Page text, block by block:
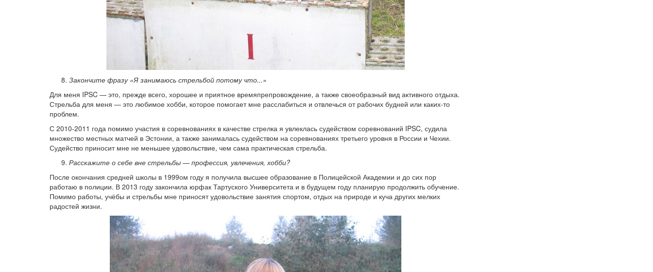
Закончите фразу «Я занимаюсь стрельбой потому что...»
Для меня IPSC — это, прежде всего, хорошее и приятное времяпрепровождение, а также своеобразный вид активного отдыха.
Стрельба для меня — это любимое хобби, которое помогает мне расслабиться и отвлечься от рабочих будней или каких-то
проблем.
С 2010-2011 года помимо участия в соревнованиях в качестве стрелка я увлеклась судейством соревнований IPSC, судила
множество местных матчей в Эстонии, а также занималась судейством на соревнованиях третьего уровня в России и Чехии.
Судейство приносит мне не меньшее удовольствие, чем сама практическая стрельба.
Расскажите о себе вне стрельбы — профессия, увлечения, хобби?
После окончания средней школы в 1999ом году я получила высшее образование в Полицейской Академии и до сих пор
работаю в полиции. В 2013 году закончила юрфак Тартуского Университета и в будущем году планирую продолжить обучение.
Помимо работы, учёбы и стрельбы мне приносят удовольствие занятия спортом, отдых на природе и куча других мелких
радостей жизни.